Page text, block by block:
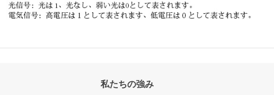
私たちの強み